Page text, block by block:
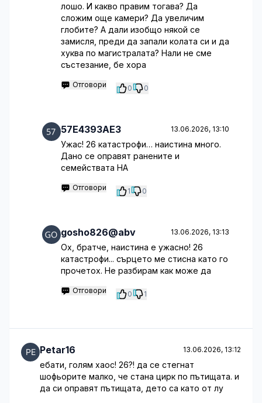
лошо. И какво правим тогава? Да
сложим още камери? Да увеличим
глобите? А дали изобщо някой се
замисля, преди да запали колата си и да
хуква по магистралата? Нали не сме
състезание, бе хора
Отговори 0 0
57E4393AE3 13.06.2026, 13:10
Ужас! 26 катастрофи… наистина много.
Дано се оправят ранените и
семействата НА
Отговори 1 0
gosho826@abv 13.06.2026, 13:13
Ох, братче, наистина е ужасно! 26
катастрофи... сърцето ме стисна като го
прочетох. Не разбирам как може да
Отговори 0 1
Petar16 13.06.2026, 13:12
ебати, голям хаос! 26?! да се стегнат
шофьорите малко, че стана цирк по пътищата. и
да си оправят пътищата, дето са като от лу